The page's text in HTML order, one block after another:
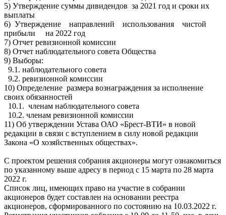
5) Утверждение суммы дивидендов за 2021 год и сроки их
выплаты
6) Утверждение направлений использования чистой
прибыли на 2022 год
7) Отчет ревизионной комиссии
8) Отчет наблюдательного совета Общества
9) Выборы:
9.1. наблюдательного совета
9.2. ревизионной комиссии
10) Определение размера вознаграждения за исполнение
своих обязанностей
10.1. членам наблюдательного совета
10.2. членам ревизионной комиссии
11) Об утверждении Устава ОАО «Брест-ВТИ» в новой
редакции в связи с вступлением в силу новой редакции
Закона «О хозяйственных обществах».
С проектом решения собрания акционеры могут ознакомиться
по указанному выше адресу в период с 15 марта по 28 марта
2022 г.
Список лиц, имеющих право на участие в собрании
акционеров будет составлен на основании реестра
акционеров, сформированного по состоянию на 10.03.2022 г.